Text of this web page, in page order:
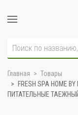
Главная
Товары
FRESH SPA HOME
ПИТАТЕЛЬНЫЕ